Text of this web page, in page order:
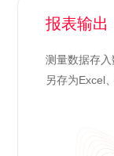
报表输出
测量数据存
另存为Excel